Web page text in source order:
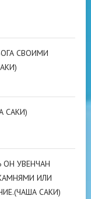
СВОИМИ
САКИ)
ОН УВЕНЧАН
ИЛИ
САКИ)